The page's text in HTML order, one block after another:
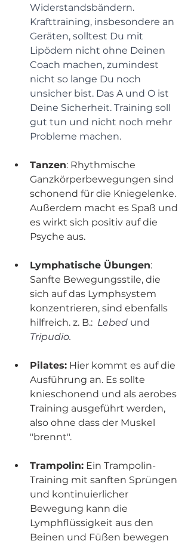
Widerstandsbändern.
Krafttraining, insbesondere an
Geräten, solltest Du mit
Lipödem nicht ohne Deinen
Coach machen, zumindest
nicht so lange Du noch
unsicher bist. Das A und O ist
Deine Sicherheit. Training soll
gut tun und nicht noch mehr
Probleme machen.
Tanzen: Rhythmische
Ganzkörperbewegungen sind
schonend für die Kniegelenke.
Außerdem macht es Spaß und
es wirkt sich positiv auf die
Psyche aus.
Lymphatische Übungen:
Sanfte Bewegungsstile, die
sich auf das Lymphsystem
konzentrieren, sind ebenfalls
hilfreich. z. B.: Lebed und
Tripudio.
Pilates: Hier kommt es auf die
Ausführung an. Es sollte
knieschonend und als aerobes
Training ausgeführt werden,
also ohne dass der Muskel
"brennt".
Trampolin: Ein Trampolin-
Training mit sanften Sprüngen
und kontinuierlicher
Bewegung kann die
Lymphflüssigkeit aus den
Beinen und Füßen bewegen